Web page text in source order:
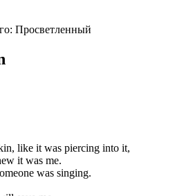
Просветленный
like it was piercing into it,
it was me.
was singing.